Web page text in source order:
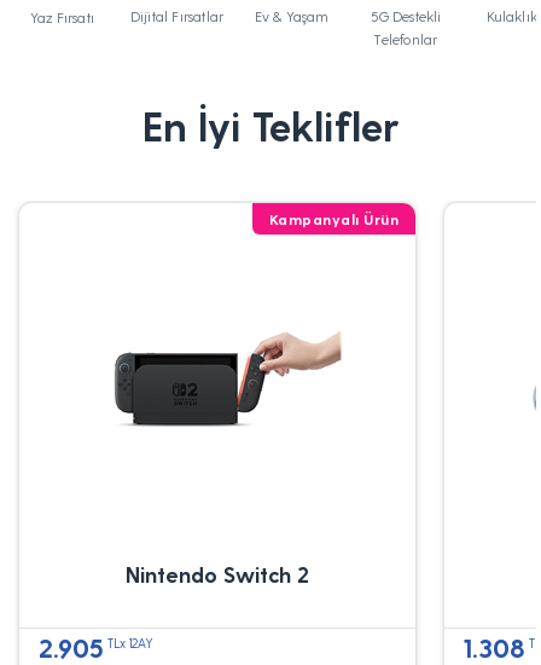
Yaz Fırsatı Dijital Fırsatlar Ev & Yaşam
5G Destekli
Telefonlar
En İyi Teklifler
Kampanyalı Ürün
Nintendo Switch 2
2.905 TLx 12AY 1.308